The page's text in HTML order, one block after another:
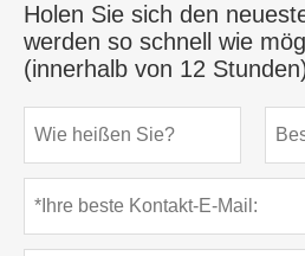
Holen Sie sich den
werden so schnell wie
(innerhalb von 12